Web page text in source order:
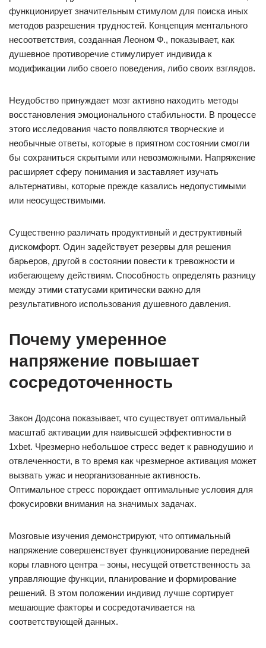
функционирует значительным стимулом для поиска иных
методов разрешения трудностей. Концепция ментального
несоответствия, созданная Леоном Ф., показывает, как
душевное противоречие стимулирует индивида к
модификации либо своего поведения, либо своих взглядов.
Неудобство принуждает мозг активно находить методы
восстановления эмоционального стабильности. В процессе
этого исследования часто появляются творческие и
необычные ответы, которые в приятном состоянии смогли
бы сохраниться скрытыми или невозможными. Напряжение
расширяет сферу понимания и заставляет изучать
альтернативы, которые прежде казались недопустимыми
или неосуществимыми.
Существенно различать продуктивный и деструктивный
дискомфорт. Один задействует резервы для решения
барьеров, другой в состоянии повести к тревожности и
избегающему действиям. Способность определять разницу
между этими статусами критически важно для
результативного использования душевного давления.
Почему умеренное
напряжение повышает
сосредоточенность
Закон Додсона показывает, что существует оптимальный
масштаб активации для наивысшей эффективности в
1xbet. Чрезмерно небольшое стресс ведет к равнодушию и
отвлеченности, в то время как чрезмерное активация может
вызвать ужас и неорганизованные активность.
Оптимальное стресс порождает оптимальные условия для
фокусировки внимания на значимых задачах.
Мозговые изучения демонстрируют, что оптимальный
напряжение совершенствует функционирование передней
коры главного центра – зоны, несущей ответственность за
управляющие функции, планирование и формирование
решений. В этом положении индивид лучше сортирует
мешающие факторы и сосредотачивается на
соответствующей данных.